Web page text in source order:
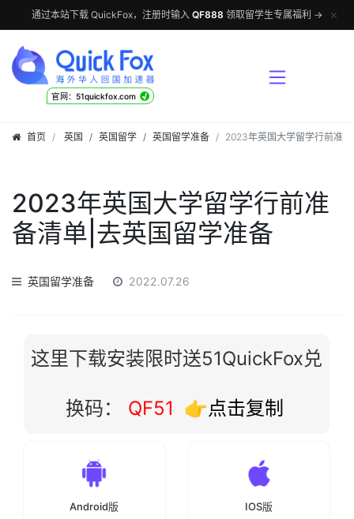
通过本站下载 QuickFox，注册时输入 QF888 领取留学生专属福利 → ✕
官网：51quickfox.com √
首页 英国 / 英国留学 / 英国留学准备 2023年英国大学留学行前准
2023年英国大学留学行前准
备清单|去英国留学准备
英国留学准备 2022.07.26
这里下载安装限时送51QuickFox兑
换码： QF51 👉点击复制
Android版 IOS版